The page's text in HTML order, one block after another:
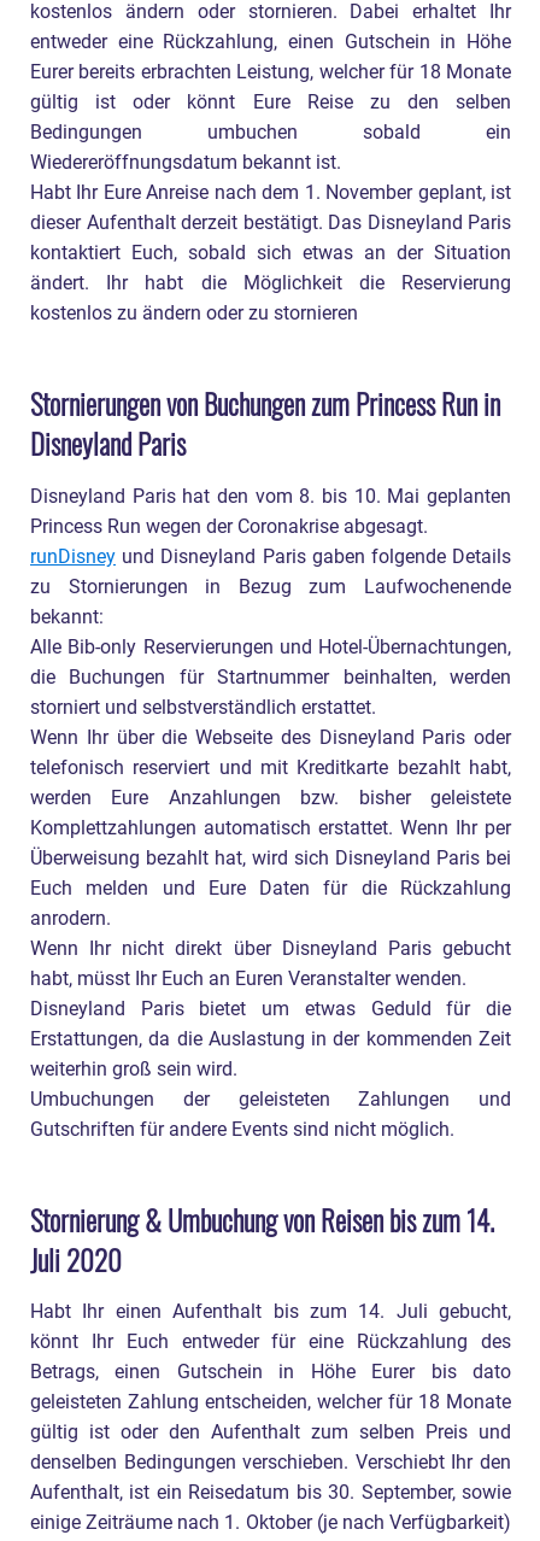
kostenlos ändern oder stornieren. Dabei erhaltet Ihr
entweder eine Rückzahlung, einen Gutschein in Höhe
Eurer bereits erbrachten Leistung, welcher für 18 Monate
gültig ist oder könnt Eure Reise zu den selben
Bedingungen umbuchen sobald ein
Wiedereröffnungsdatum bekannt ist.
Habt Ihr Eure Anreise nach dem 1. November geplant, ist
dieser Aufenthalt derzeit bestätigt. Das Disneyland Paris
kontaktiert Euch, sobald sich etwas an der Situation
ändert. Ihr habt die Möglichkeit die Reservierung
kostenlos zu ändern oder zu stornieren
Stornierungen von Buchungen zum Princess Run in
Disneyland Paris
Disneyland Paris hat den vom 8. bis 10. Mai geplanten
Princess Run wegen der Coronakrise abgesagt.
runDisney und Disneyland Paris gaben folgende Details
zu Stornierungen in Bezug zum Laufwochenende
bekannt:
Alle Bib-only Reservierungen und Hotel-Übernachtungen,
die Buchungen für Startnummer beinhalten, werden
storniert und selbstverständlich erstattet.
Wenn Ihr über die Webseite des Disneyland Paris oder
telefonisch reserviert und mit Kreditkarte bezahlt habt,
werden Eure Anzahlungen bzw. bisher geleistete
Komplettzahlungen automatisch erstattet. Wenn Ihr per
Überweisung bezahlt hat, wird sich Disneyland Paris bei
Euch melden und Eure Daten für die Rückzahlung
anrodern.
Wenn Ihr nicht direkt über Disneyland Paris gebucht
habt, müsst Ihr Euch an Euren Veranstalter wenden.
Disneyland Paris bietet um etwas Geduld für die
Erstattungen, da die Auslastung in der kommenden Zeit
weiterhin groß sein wird.
Umbuchungen der geleisteten Zahlungen und
Gutschriften für andere Events sind nicht möglich.
Stornierung & Umbuchung von Reisen bis zum 14.
Juli 2020
Habt Ihr einen Aufenthalt bis zum 14. Juli gebucht,
könnt Ihr Euch entweder für eine Rückzahlung des
Betrags, einen Gutschein in Höhe Eurer bis dato
geleisteten Zahlung entscheiden, welcher für 18 Monate
gültig ist oder den Aufenthalt zum selben Preis und
denselben Bedingungen verschieben. Verschiebt Ihr den
Aufenthalt, ist ein Reisedatum bis 30. September, sowie
einige Zeiträume nach 1. Oktober (je nach Verfügbarkeit)